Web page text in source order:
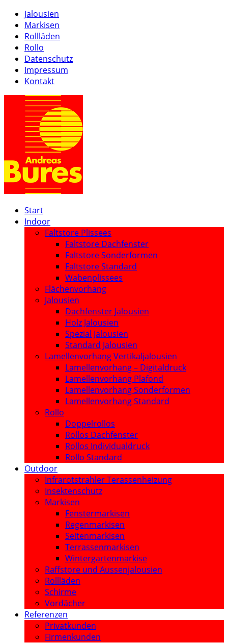
Jalousien
Markisen
Rollläden
Rollo
Datenschutz
Impressum
Kontakt
Start
Indoor
Faltstore Plissees
Faltstore Dachfenster
Faltstore Sonderformen
Faltstore Standard
Wabenplissees
Flächenvorhang
Jalousien
Dachfenster Jalousien
Holz Jalousien
Spezial Jalousien
Standard Jalousien
Lamellenvorhang Vertikaljalousien
Lamellenvorhang – Digitaldruck
Lamellenvorhang Plafond
Lamellenvorhang Sonderformen
Lamellenvorhang Standard
Rollo
Doppelrollos
Rollos Dachfenster
Rollos Individualdruck
Rollo Standard
Outdoor
Infrarotstrahler Terassenheizung
Insektenschutz
Markisen
Fenstermarkisen
Regenmarkisen
Seitenmarkisen
Terrassenmarkisen
Wintergartenmarkise
Raffstore und Aussenjalousien
Rollläden
Schirme
Vordächer
Referenzen
Privatkunden
Firmenkunden